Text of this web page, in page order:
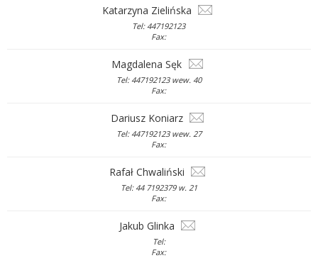
Katarzyna Zielińska
Tel: 447192123
Fax:
Magdalena Sęk
Tel: 447192123 wew. 40
Fax:
Dariusz Koniarz
Tel: 447192123 wew. 27
Fax:
Rafał Chwaliński
Tel: 44 7192379 w. 21
Fax:
Jakub Glinka
Tel:
Fax: